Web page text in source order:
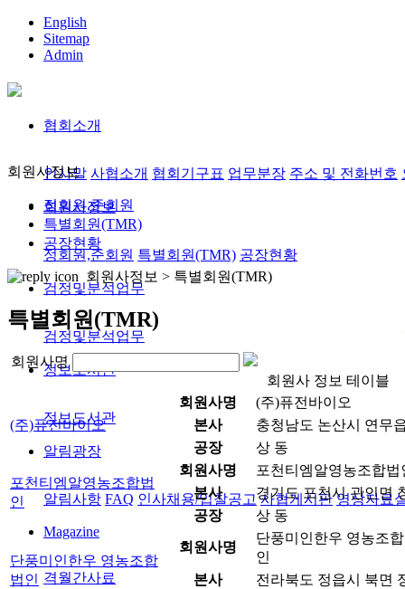
English
Sitemap
Admin
협회소개
인사말 사협소개 협회기구표 업무분장 주소 및 전화번호
회원사정보
정회원,준회원 특별회원(TMR) 공장현황
검정및분석업무
검정및분석업무
정보도서관
정보도서관
알림광장
알림사항 FAQ 인사채용/입찰공고 사협게시판 영상자료
Magazine
격월간사료
회원사정보
정회원,준회원
특별회원(TMR)
공장현황
회원사정보 > 특별회원(TMR)
특별회원(TMR)
회원사명
회원사 정보 테이블
(주)퓨전바이오
회원사명
(주)퓨전바이오
본사
충청남도 논산시 연무
공장
상 동
포천티엠알영농조합법
인
회원사명
포천티엠알영농조합법
본사
경기도 포천시 관인면
공장
상 동
단풍미인한우 영농조합
법인
회원사명
단풍미인한우 영농조
인
본사
전라북도 정읍시 북면